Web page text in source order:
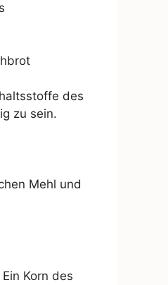
des
zu sein.
Mehl und
Korn des